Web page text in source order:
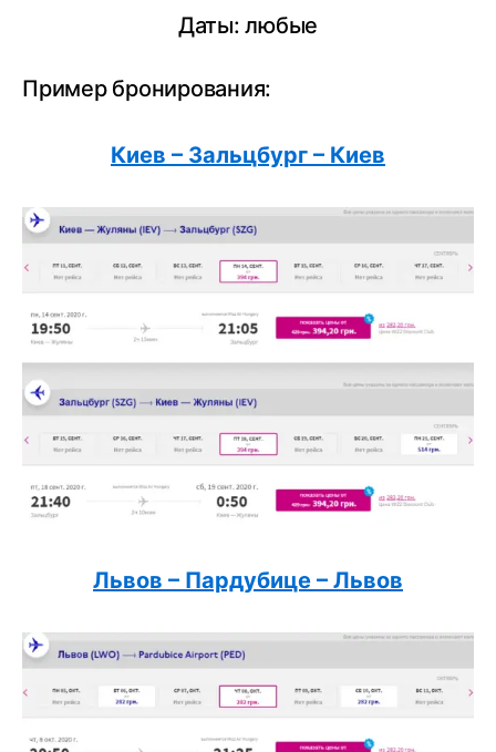
Даты: любые
Пример бронирования:
Киев – Зальцбург – Киев
Львов – Пардубице – Львов